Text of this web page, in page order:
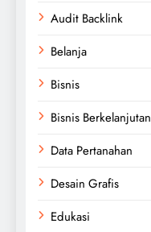
Audit Backlink
Belanja
Bisnis
Bisnis Berkelanjutan
Data Pertanahan
Desain Grafis
Edukasi